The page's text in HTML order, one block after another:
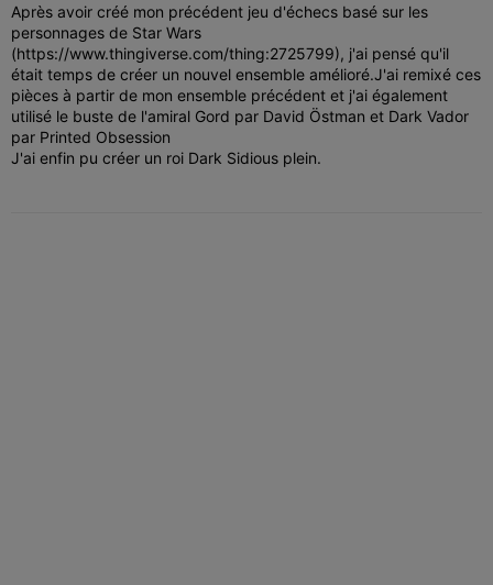
Après avoir créé mon précédent jeu d'échecs basé sur les
personnages de Star Wars
(https://www.thingiverse.com/thing:2725799), j'ai pensé qu'il
était temps de créer un nouvel ensemble amélioré.J'ai remixé ces
pièces à partir de mon ensemble précédent et j'ai également
utilisé le buste de l'amiral Gord par David Östman et Dark Vador
par Printed Obsession
J'ai enfin pu créer un roi Dark Sidious plein.